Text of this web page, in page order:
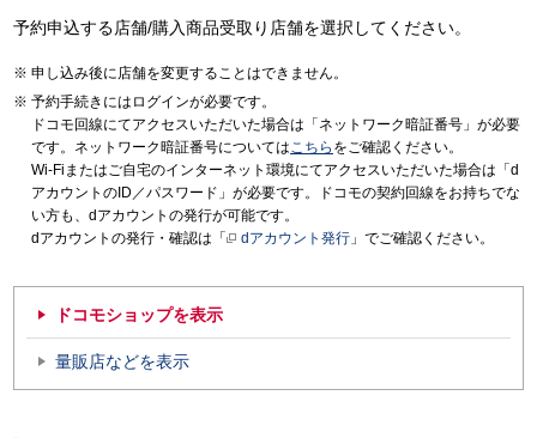
予約申込する店舗/購入商品受取り店舗を選択してください。
申し込み後に店舗を変更することはできません。
予約手続きにはログインが必要です。
ドコモ回線にてアクセスいただいた場合は「ネットワーク暗証番号」が必要
です。ネットワーク暗証番号についてはこちら をご確認ください。
Wi-Fiまたはご自宅のインターネット環境にてアクセスいただいた場合は「d
アカウントのID／パスワード」が必要です。ドコモの契約回線をお持ちでな
い方も、dアカウントの発行が可能です。
dアカウントの発行・確認は「
dアカウント発行 」でご確認ください。
ドコモショップを表示
量販店などを表示